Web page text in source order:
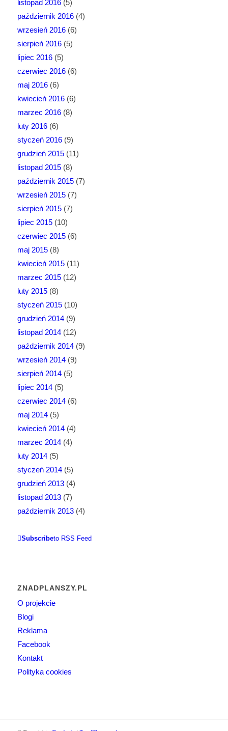
listopad 2016(5)
październik 2016(4)
wrzesień 2016(6)
sierpień 2016(5)
lipiec 2016(5)
czerwiec 2016(6)
maj 2016(6)
kwiecień 2016(6)
marzec 2016(8)
luty 2016(6)
styczeń 2016(9)
grudzień 2015(11)
listopad 2015(8)
październik 2015(7)
wrzesień 2015(7)
sierpień 2015(7)
lipiec 2015(10)
czerwiec 2015(6)
maj 2015(8)
kwiecień 2015(11)
marzec 2015(12)
luty 2015(8)
styczeń 2015(10)
grudzień 2014(9)
listopad 2014(12)
październik 2014(9)
wrzesień 2014(9)
sierpień 2014(5)
lipiec 2014(5)
czerwiec 2014(6)
maj 2014(5)
kwiecień 2014(4)
marzec 2014(4)
luty 2014(5)
styczeń 2014(5)
grudzień 2013(4)
listopad 2013(7)
październik 2013(4)
Subscribeto RSS Feed
ZNADPLANSZY.PL
O projekcie
Blogi
Reklama
Facebook
Kontakt
Polityka cookies